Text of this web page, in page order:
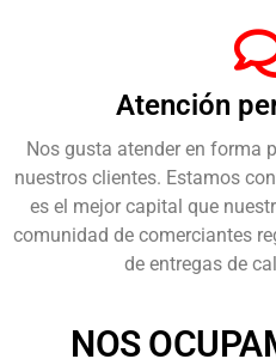
Atención
Nos gusta atender en forma
nuestros clientes. Estamos
es el mejor capital que
comunidad de comerciantes
de entregas de
NOS